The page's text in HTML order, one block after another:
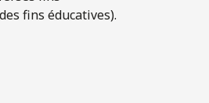
fins éducatives).